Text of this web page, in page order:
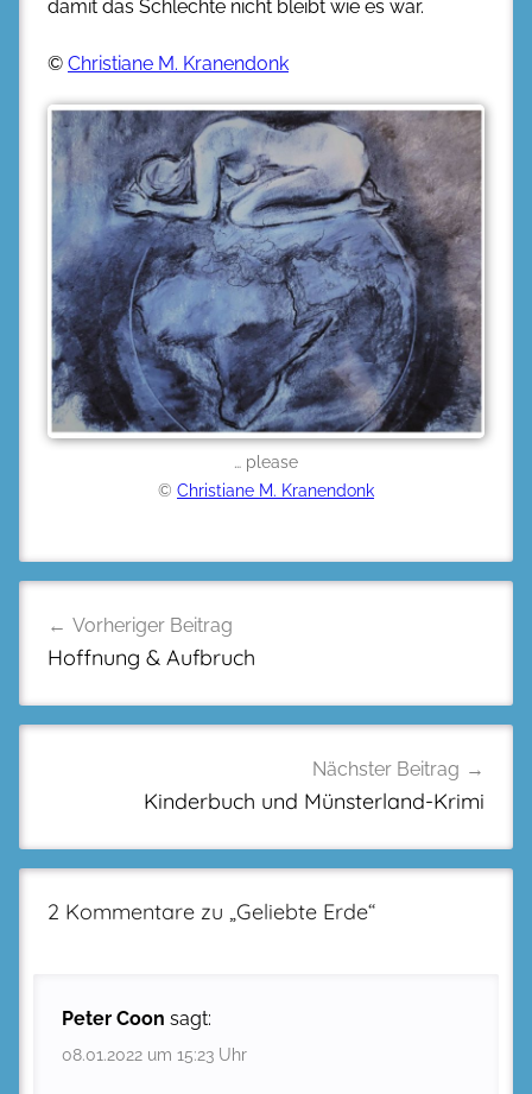
damit das Schlechte nicht bleibt wie es war.
© Christiane M. Kranendonk
… please
© Christiane M. Kranendonk
Vorheriger Beitrag
Hoffnung & Aufbruch
Nächster Beitrag
Kinderbuch und Münsterland-Krimi
2 Kommentare zu „ Geliebte Erde“
Peter Coon sagt:
08.01.2022 um 15:23 Uhr